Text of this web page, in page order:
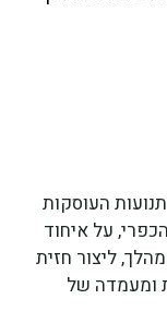
העוסקות
על איחוד
ליצור חזית
ומעמדה של